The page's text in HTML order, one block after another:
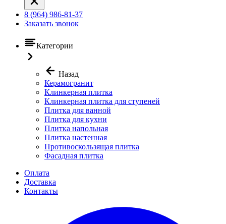
8 (964) 986-81-37
Заказать звонок
Категории
Назад
Керамогранит
Клинкерная плитка
Клинкерная плитка для ступеней
Плитка для ванной
Плитка для кухни
Плитка напольная
Плитка настенная
Противоскользящая плитка
Фасадная плитка
Оплата
Доставка
Контакты